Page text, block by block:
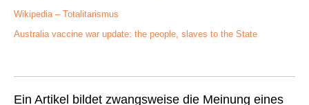
Wikipedia – Totalitarismus
Australia vaccine war update: the people, slaves to the State
Ein Artikel bildet zwangsweise die Meinung eines